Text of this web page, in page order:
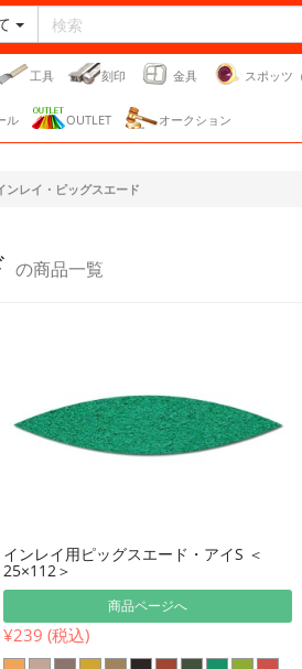
工具 刻印 金具 スポッツ
ル OUTLET オークション
ンレイ・ピッグスエード
の商品一覧
インレイ用ピッグスエード・アイS ＜
25×112＞
商品ページへ
¥239 (税込)